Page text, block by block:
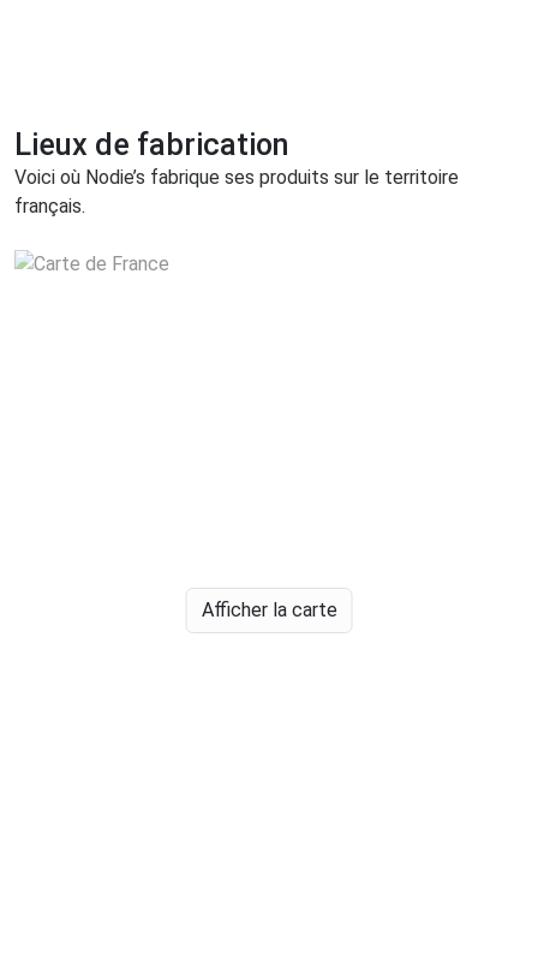
Lieux de fabrication
Voici où Nodie’s fabrique ses produits sur le territoire
français.
Afficher la carte